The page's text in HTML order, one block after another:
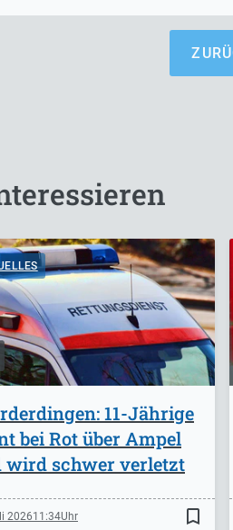
11-Jährige
bei Rot über Ampel
wird schwer verletzt
202611:34 bookmark_border